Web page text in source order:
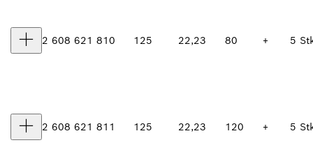
2 608 621 810 125 22,23 80 + 5
2 608 621 811 125 22,23 120 + 5